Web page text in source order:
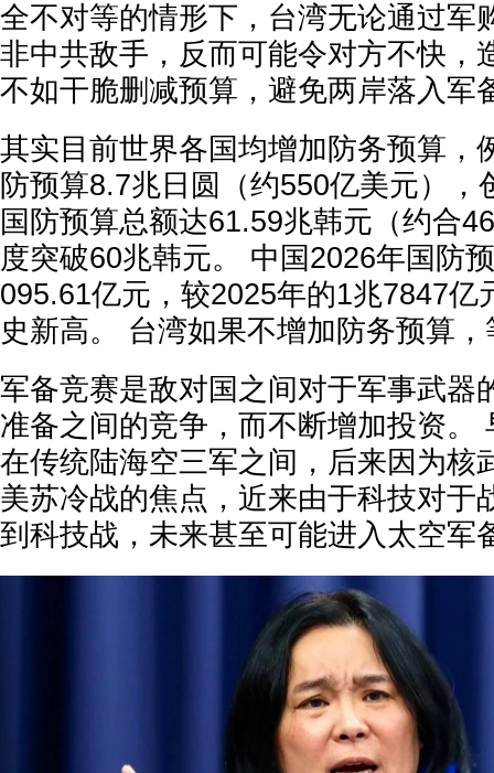
全不对等的情形下，台湾无论通过军
非中共敌手，反而可能令对方不快，
不如干脆删减预算，避免两岸落入军
其实目前世界各国均增加防务预算，
防预算8.7兆日圆（约550亿美元），
国防预算总额达61.59兆韩元（约合
度突破60兆韩元。 中国2026年国防
095.61亿元，较2025年的1兆7847亿
史新高。 台湾如果不增加防务预算
军备竞赛是敌对国之间对于军事武器
准备之间的竞争，而不断增加投资。
在传统陆海空三军之间，后来因为核
美苏冷战的焦点，近来由于科技对于
到科技战，未来甚至可能进入太空军